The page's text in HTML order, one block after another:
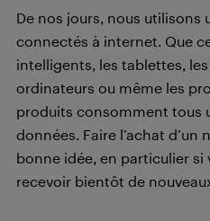
De nos jours, nous utilisons
connectés à internet. Que
intelligents, les tablettes,
ordinateurs ou même les
produits consomment tous
données. Faire l’achat d’un
bonne idée, en particulier si
recevoir bientôt de